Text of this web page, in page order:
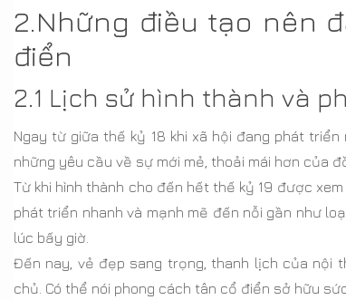
2.Những điều tạo nên
điển
2.1 Lịch sử hình thành và
Ngay từ giữa thế kỷ 18 khi xã hội đang phát
những yêu cầu về sự mới mẻ, thoải mái hơn của
Từ khi hình thành cho đến hết thế kỷ 19 được
phát triển nhanh và mạnh mẽ đến nỗi gần như
lúc bấy giờ.
Đến nay, vẻ đẹp sang trọng, thanh lịch của nội
chủ. Có thể nói phong cách tân cổ điển sở hữu